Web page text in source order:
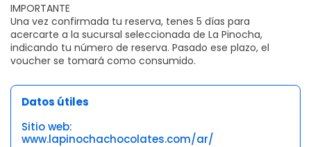
IMPORTANTE
Una vez confirmada tu reserva, tenes 5 días para
acercarte a la sucursal seleccionada de La Pinocha,
indicando tu número de reserva. Pasado ese plazo, el
voucher se tomará como consumido.
Datos útiles
Sitio web:
www.lapinochachocolates.com/ar/